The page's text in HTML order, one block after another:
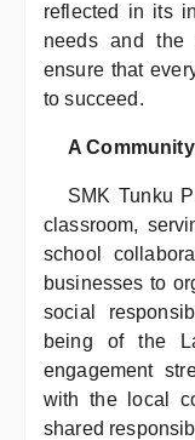
reflected in its
needs and the
ensure that
to succeed.
A
SMK Tunku
classroom,
school
businesses to
social
being of the
engagement
with the local
shared